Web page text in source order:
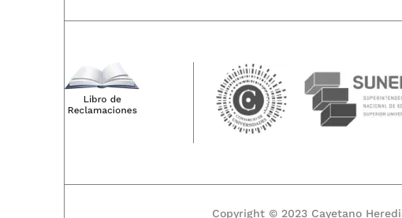
Copyright © 2023 Cayetano